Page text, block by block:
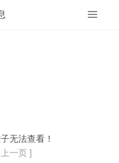
无法查看！
一页 ]